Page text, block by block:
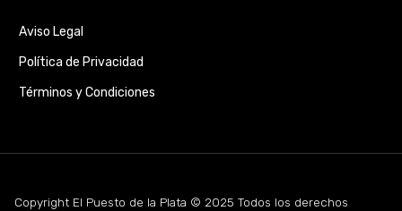
Aviso Legal
Política de Privacidad
Términos y Condiciones
Copyright El Puesto de la Plata © 2025 Todos los derechos